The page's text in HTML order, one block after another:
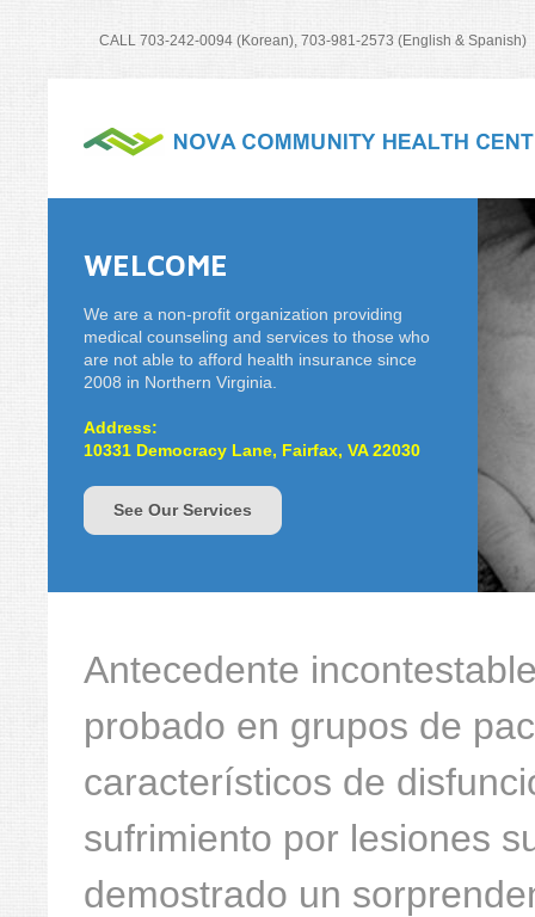
CALL 703-242-0094 (Korean), 703-
WELCOME
We are a non-profit organization providing
medical counseling and services to those who
are not able to afford health insurance since
2008 in Northern Virginia.
Address:
10331 Democracy Lane, Fairfax, VA 22030
See Our Services
Antecedente
probado en grupos de
característicos de
sufrimiento por lesiones
demostrado un